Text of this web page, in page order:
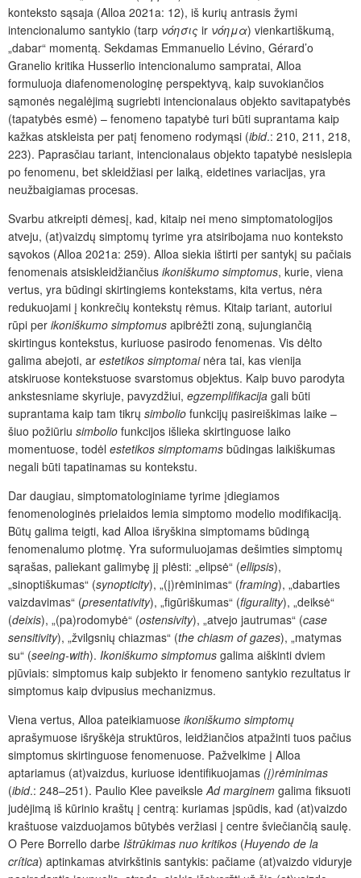
konteksto sąsaja (Alloa 2021a: 12), iš kurių antrasis žymi
intencionalumo santykio (tarp νόησις ir νόημα) vienkartiškumą,
„dabar“ momentą. Sekdamas Emmanuelio Lévino, Gérard’o
Granelio kritika Husserlio intencionalumo sampratai, Alloa
formuluoja diafenomenologinę perspektyvą, kaip suvokiančios
sąmonės negalėjimą sugriebti intencionalaus objekto savitapatybės
(tapatybės esmė) – fenomeno tapatybė turi būti suprantama kaip
kažkas atskleista per patį fenomeno rodymąsi (ibid.: 210, 211, 218,
223). Paprasčiau tariant, intencionalaus objekto tapatybė nesislepia
po fenomenu, bet skleidžiasi per laiką, eidetines variacijas, yra
neužbaigiamas procesas.
Svarbu atkreipti dėmesį, kad, kitaip nei meno simptomatologijos
atveju, (at)vaizdų simptomų tyrime yra atsiribojama nuo konteksto
sąvokos (Alloa 2021a: 259). Alloa siekia ištirti per santykį su pačiais
fenomenais atsiskleidžiančius ikoniškumo simptomus, kurie, viena
vertus, yra būdingi skirtingiems kontekstams, kita vertus, nėra
redukuojami į konk­rečių kontekstų rėmus. Kitaip tariant, autoriui
rūpi per ikoniškumo simptomus apibrėžti zoną, sujungiančią
skirtingus kontekstus, kuriuose pasirodo fenomenas. Vis dėlto
galima abejoti, ar estetikos simptomainėra tai, kas vienija
atskiruose kontekstuose svarstomus objektus. Kaip buvo parodyta
ankstesniame skyriuje, pavyzdžiui, egzemplifikacija gali būti
suprantama kaip tam tikrų simbolio funkcijų pasireiškimas laike –
šiuo požiūriu simbolio funkcijos išlieka skirtinguose laiko
momentuose, todėl estetikos simptomams būdingas laikiškumas
negali būti tapatinamas su kontekstu.
Dar daugiau, simptomatologiniame tyrime įdiegiamos
fenomenologinės prielaidos lemia simptomo modelio modifikaciją.
Būtų galima teigti, kad Alloa išryškina simptomams būdingą
fenomenalumo plotmę. Yra suformuluojamas dešimties simptomų
sąrašas, paliekant galimybę jį plėsti: „elipsė“ (ellipsis),
„sinoptiškumas“ (synopticity), „(į)rėminimas“ (framing), „dabarties
vaizdavimas“ (presentativity), „figūriškumas“ (figurality), „deiksė“
(deixis), „(pa)rodomybė“ (ostensivity), „atvejo jautrumas“ (case
sensitivity), „žvilgsnių chiazmas“ (the chiasm of gazes), „matymas
su“ (seeing-with). Ikoniškumo simptomus galima aiškinti dviem
pjūviais: simptomus kaip subjekto ir fenomeno santykio rezultatus ir
simptomus kaip dvipusius mechanizmus.
Viena vertus, Alloa pateikiamuose ikoniškumo simptomų
aprašymuose išryškėja struktūros, leidžiančios atpažinti tuos pačius
simptomus skirtinguose fenomenuose. Pažvelkime į Alloa
aptariamus (at)vaizdus, kuriuose identifikuojamas (į)rėminimas
(ibid.: 248–251). Paulio Klee paveiksleAd marginem galima fiksuoti
judėjimą iš kūrinio kraštų į centrą: kuriamas įspūdis, kad (at)vaizdo
kraštuose vaizduojamos būtybės veržiasi į centre šviečiančią saulę.
O Pere Borrello darbe Ištrūkimas nuo kritikos (Huyendo de la
crítica) aptinkamas atvirkštinis santykis: pačiame (at)vaizdo viduryje